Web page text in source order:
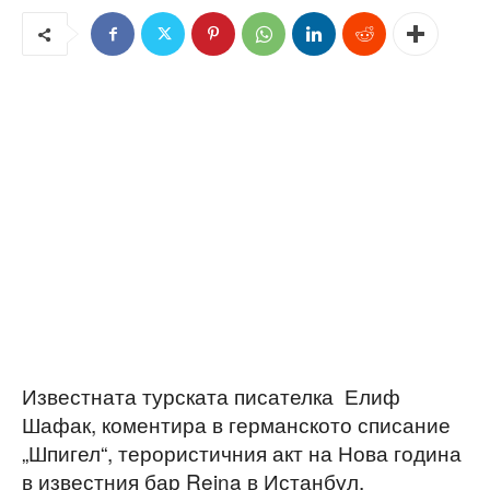
Известната турската писателка Елиф
Шафак, коментира в германското списание
„Шпигел“, терористичния акт на Нова година
в известния бар Reina в Истанбул,